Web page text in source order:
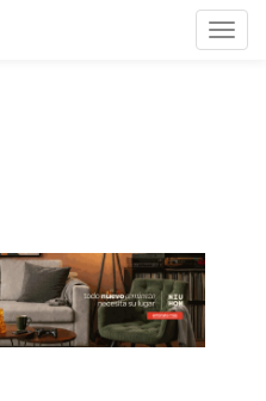
Menú
de